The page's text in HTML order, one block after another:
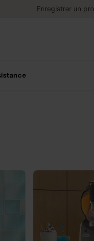
40 € d'achatEnregistrer un